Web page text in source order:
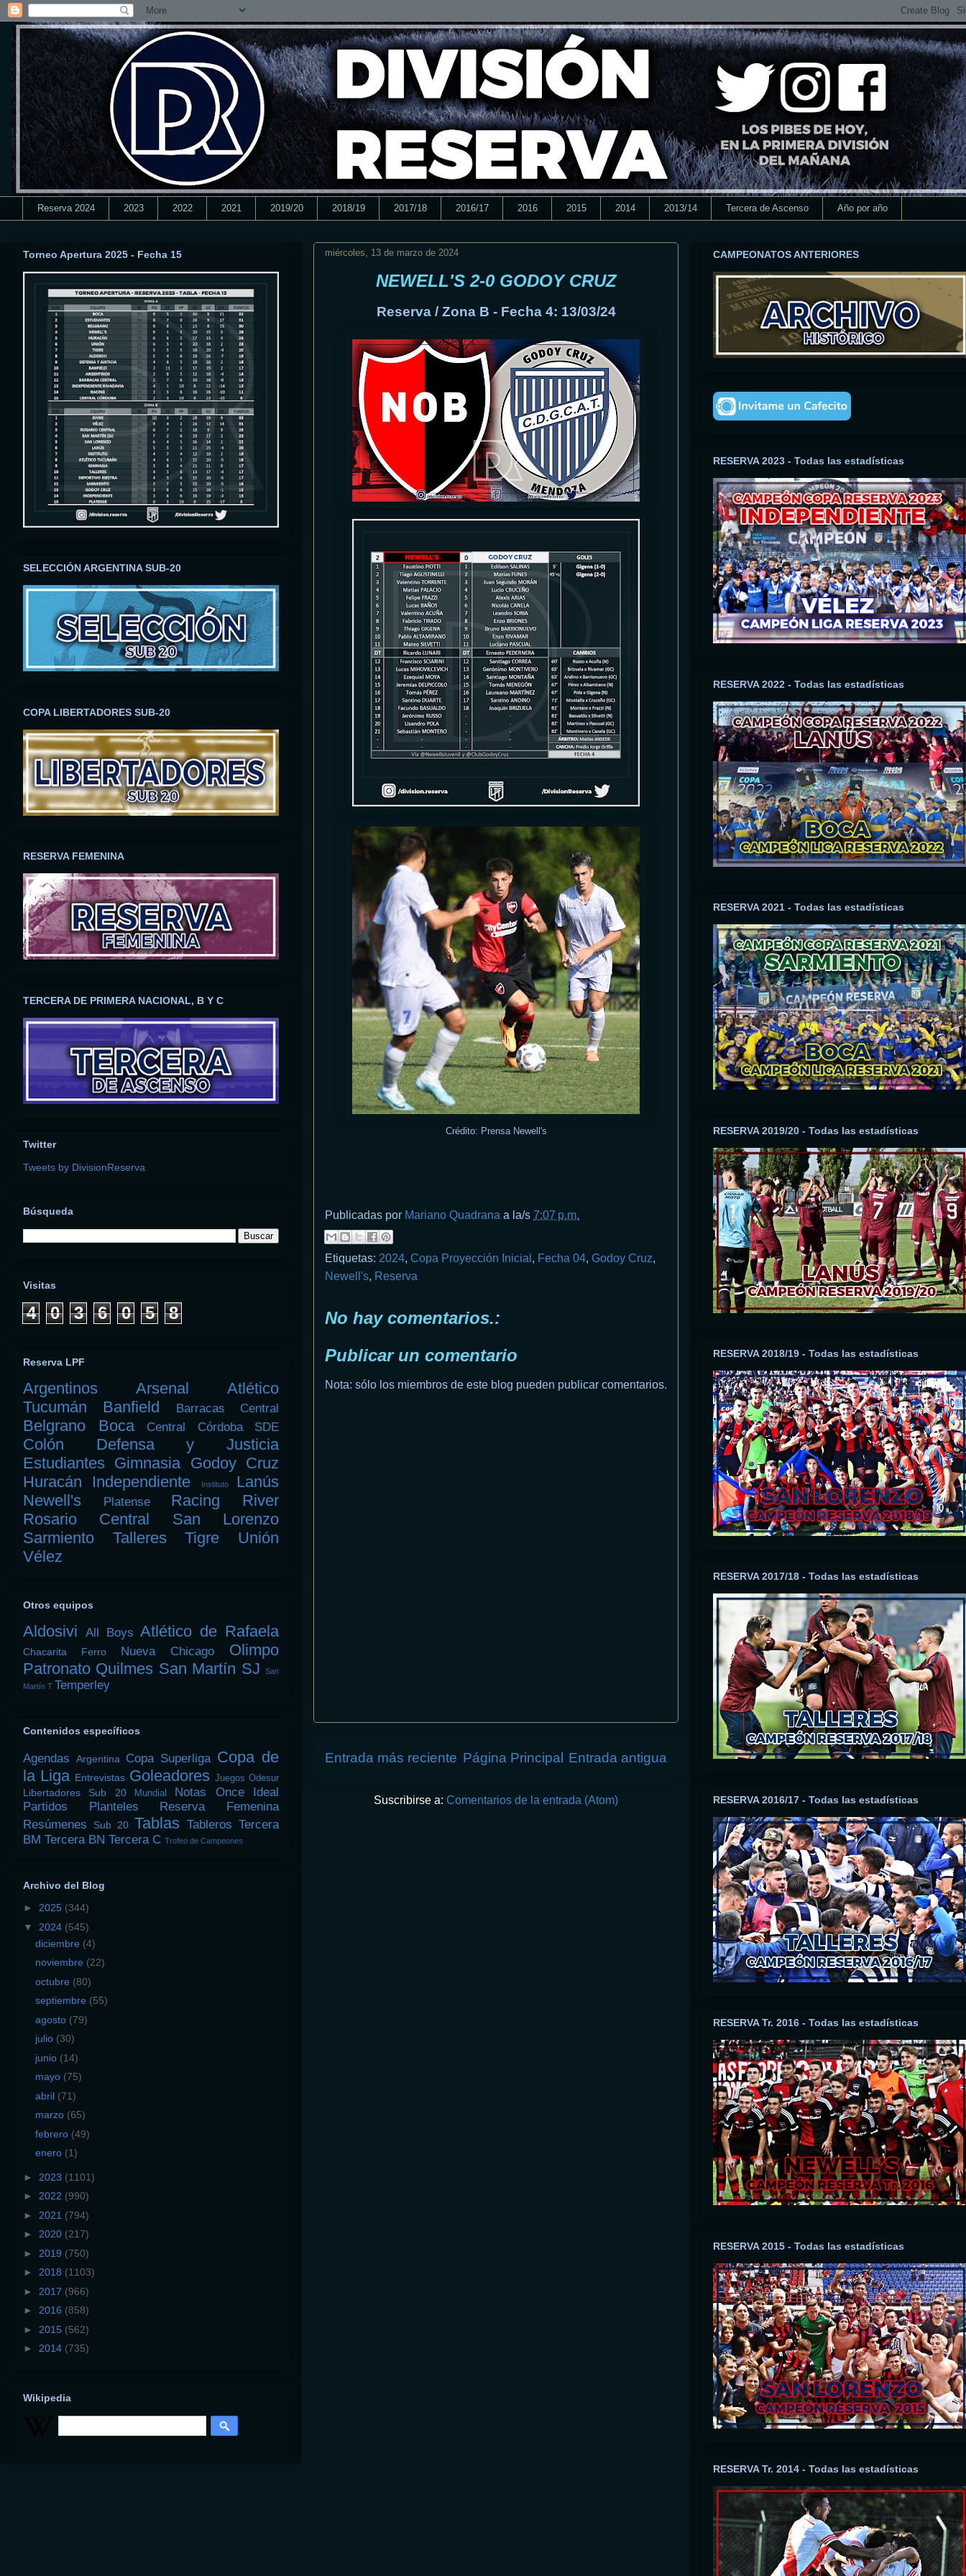
Reserva 2024 2023 2022 2021 2019/20 2018/19 2017/18 2016/17 2016 2015 2014 2013/14 Tercera de Ascenso Año por año
miércoles, 13 de marzo de 2024
NEWELL'S 2-0 GODOY CRUZ
Reserva / Zona B - Fecha 4: 13/03/24
Crédito: Prensa Newell's
Publicadas por Mariano Quadrana a la/s 7:07 p.m.
Etiquetas: 2024, Copa Proyección Inicial , Fecha 04, Godoy Cruz,
Newell's, Reserva
No hay comentarios.:
Publicar un comentario
Nota: sólo los miembros de este blog pueden publicar comentarios.
Entrada más reciente Entrada antigua
Página Principal
Suscribirse a: Comentarios de la entrada (Atom)
Torneo Apertura 2025 - Fecha 15
SELECCIÓN ARGENTINA SUB-20
COPA LIBERTADORES SUB-20
RESERVA FEMENINA
TERCERA DE PRIMERA NACIONAL, B Y C
Twitter
Tweets by DivisionReserva
Búsqueda
Visitas
4 0 3 6 0 5 8
Reserva LPF
Argentinos Arsenal
Atlético
Tucumán
Banfield Barracas Central
Belgrano Boca Central Córdoba SDE
Colón
Defensa y Justicia
Estudiantes Gimnasia Godoy Cruz
Huracán
Independiente Instituto
Lanús
Newell's
Platense Racing
River
Rosario Central
San Lorenzo
Sarmiento
Talleres Tigre
Unión
Vélez
Otros equipos
Aldosivi All Boys Atlético de Rafaela
Chacarita Ferro Nueva Chicago
Olimpo
Patronato Quilmes San Martín SJ
San
Martín T Temperley
Contenidos específicos
Agendas Argentina Copa Superliga Copa de
la Liga Entrevistas Goleadores Juegos Odesur
Libertadores Sub 20 Mundial Notas
Once Ideal
Partidos
Planteles
Reserva Femenina
Resúmenes
Sub 20 Tablas Tableros Tercera
BM Tercera BN Tercera C Trofeo de Campeones
Archivo del Blog
► 2025 (344)
▼ 2024 (545)
diciembre (4)
noviembre (22)
octubre (80)
septiembre (55)
agosto (79)
julio (30)
junio (14)
mayo (75)
abril (71)
marzo (65)
febrero (49)
enero (1)
► 2023 (1101)
► 2022 (990)
► 2021 (794)
► 2020 (217)
► 2019 (750)
► 2018 (1103)
► 2017 (966)
► 2016 (858)
► 2015 (562)
► 2014 (735)
Wikipedia
CAMPEONATOS ANTERIORES
RESERVA 2023 - Todas las estadísticas
RESERVA 2022 - Todas las estadísticas
RESERVA 2021 - Todas las estadísticas
RESERVA 2019/20 - Todas las estadísticas
RESERVA 2018/19 - Todas las estadísticas
RESERVA 2017/18 - Todas las estadísticas
RESERVA 2016/17 - Todas las estadísticas
RESERVA Tr. 2016 - Todas las estadísticas
RESERVA 2015 - Todas las estadísticas
RESERVA Tr. 2014 - Todas las estadísticas